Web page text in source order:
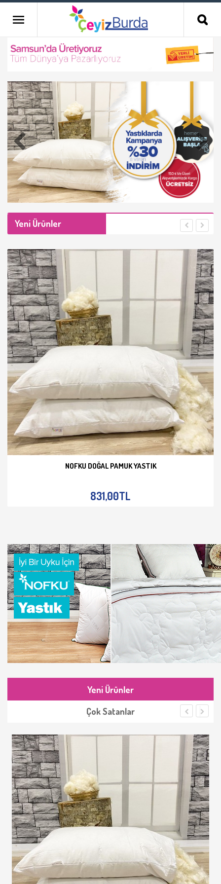
Yeni Ürünler
NOFKU DOĞAL PAMUK YASTIK
831,00TL
Yeni Ürünler
Çok Satanlar